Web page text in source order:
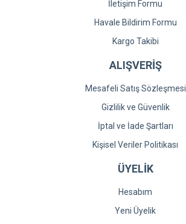
Gönder
İletişim Formu
Havale Bildirim Formu
Kargo Takibi
ALIŞVERİŞ
Mesafeli Satış Sözleşmesi
Gizlilik ve Güvenlik
İptal ve İade Şartları
Kişisel Veriler Politikası
ÜYELİK
Hesabım
Yeni Üyelik